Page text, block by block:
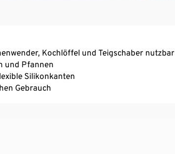
Kochlöffel und Teigschaber nutzbar
und Pfannen
Silikonkanten
Gebrauch